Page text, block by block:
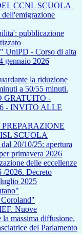
CCNL SCUOLA
dell'emigrazione
pubblicazione
UniPD - Corso di alta
gennaio 2026
la riduzione
a 50/55 minuti.
GRATUITO -
- INVITO ALLE
SCUOLA
20/10/25: apertura
primavera 2026
delle eccellenze
/2026. Decreto
2025
Nuove
massima diffusione.
del Parlamento